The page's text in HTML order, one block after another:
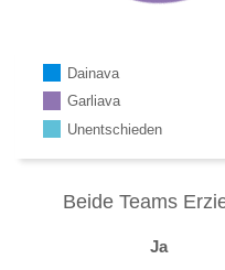
Dainava
Garliava
Unentschieden
Beide Teams
Ja